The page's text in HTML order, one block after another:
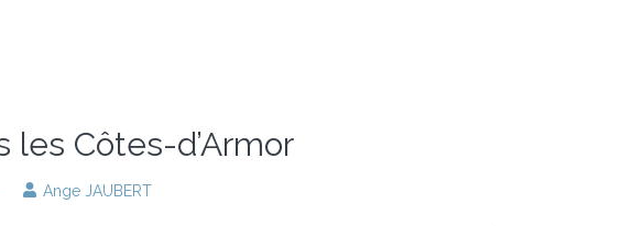
les Côtes-d’Armor
Ange JAUBERT